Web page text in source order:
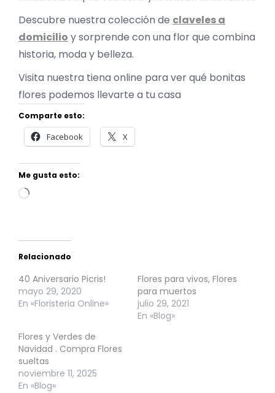
Descubre nuestra colección de claveles a
domicilio y sorprende con una flor que combina
historia, moda y belleza.
Visita nuestra tiena online para ver qué bonitas
flores podemos llevarte a tu casa
Comparte esto:
Facebook X
Me gusta esto:
Cargando...
Relacionado
40 Aniversario Picris!
mayo 29, 2020
En «Floristeria Online»
Flores para vivos, Flores
para muertos
julio 29, 2021
En «Blog»
Flores y Verdes de
Navidad . Compra Flores
sueltas
noviembre 11, 2025
En «Blog»